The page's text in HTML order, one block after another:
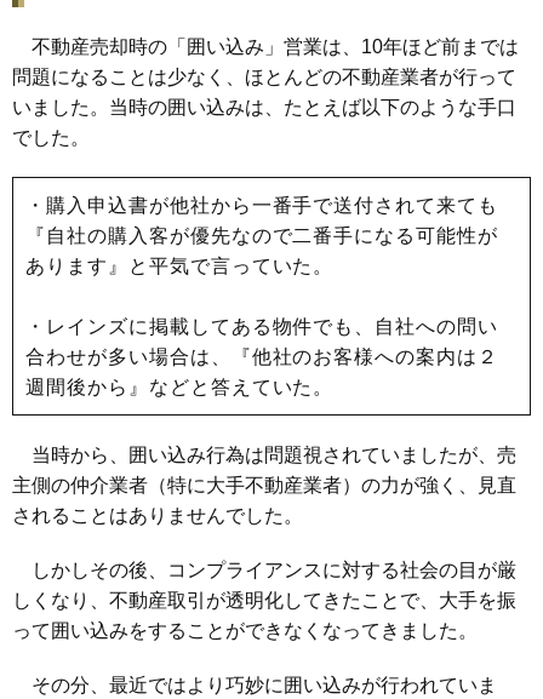
不動産売却時の「囲い込み」営業は、10年ほど前までは
問題になることは少なく、ほとんどの不動産業者が行って
いました。当時の囲い込みは、たとえば以下のような手口
でした。
・購入申込書が他社から一番手で送付されて来ても
『自社の購入客が優先なので二番手になる可能性が
あります』と平気で言っていた。
・レインズに掲載してある物件でも、自社への問い
合わせが多い場合は、『他社のお客様への案内は２
週間後から』などと答えていた。
当時から、囲い込み行為は問題視されていましたが、売
主側の仲介業者（特に大手不動産業者）の力が強く、見直
されることはありませんでした。
しかしその後、コンプライアンスに対する社会の目が厳
しくなり、不動産取引が透明化してきたことで、大手を振
って囲い込みをすることができなくなってきました。
その分、最近ではより巧妙に囲い込みが行われていま